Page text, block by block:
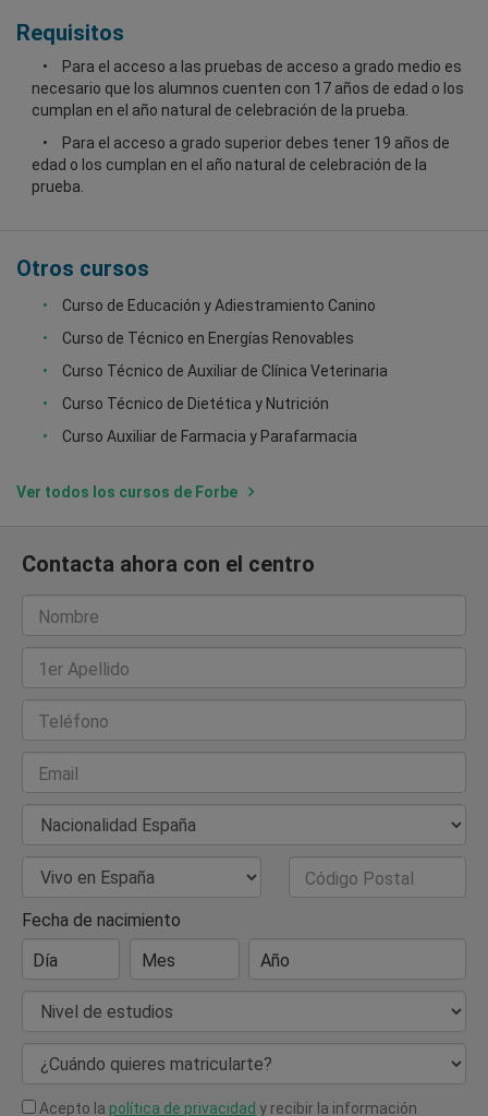
Requisitos
Para el acceso a las pruebas de acceso a grado medio es
necesario que los alumnos cuenten con 17 años de edad o los
cumplan en el año natural de celebración de la prueba.
Para el acceso a grado superior debes tener 19 años de
edad o los cumplan en el año natural de celebración de la
prueba.
Otros cursos
Curso de Educación y Adiestramiento Canino
Curso de Técnico en Energías Renovables
Curso Técnico de Auxiliar de Clínica Veterinaria
Curso Técnico de Dietética y Nutrición
Curso Auxiliar de Farmacia y Parafarmacia
Ver todos los cursos de Forbe
Contacta ahora con el centro
Nombre
1er Apellido
Teléfono
Email
Nacionalidad
País de Residencia
Código Postal
Fecha de nacimiento
Día
Mes Año
Nivel de estudios
¿Cuándo quieres matricularte?
Acepto la política de privacidad y recibir la información